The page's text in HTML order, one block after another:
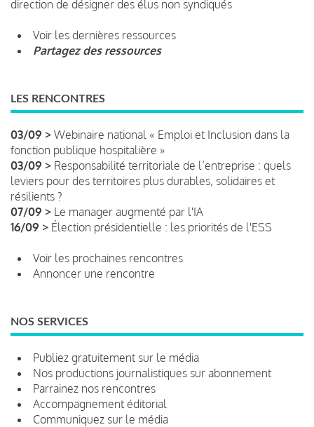
direction de désigner des élus non syndiqués
Voir les dernières ressources
Partagez des ressources
LES RENCONTRES
03/09 > Webinaire national « Emploi et Inclusion dans la
fonction publique hospitalière »
03/09 > Responsabilité territoriale de l’entreprise : quels
leviers pour des territoires plus durables, solidaires et
résilients ?
07/09 > Le manager augmenté par l'IA
16/09 > Élection présidentielle : les priorités de l'ESS
Voir les prochaines rencontres
Annoncer une rencontre
NOS SERVICES
Publiez gratuitement sur le média
Nos productions journalistiques sur abonnement
Parrainez nos rencontres
Accompagnement éditorial
Communiquez sur le média